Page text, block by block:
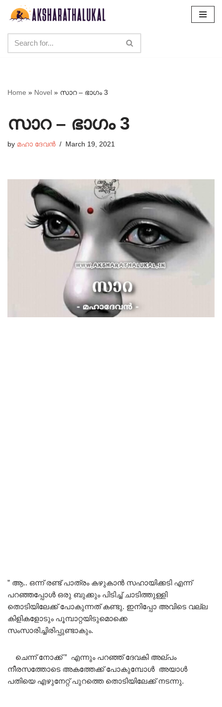
content
Home » Novel » സാറ – ഭാഗം 3
സാറ – ഭാഗം 3
by മഹാ ദേവൻ March 19, 2021
” ആ.. ഒന്ന് രണ്ട് പാത്രം കഴുകാൻ സഹായിക്കടി എന്ന്
പറഞ്ഞപ്പോൾ ഒരു ബുക്കും പിടിച്ച് ചാടിത്തുള്ളി
തൊടിയിലേക്ക് പോകുന്നത് കണ്ടു. ഇനിപ്പോ അവിടെ വല്ല
കിളികളോടും പൂമ്പാറ്റയിടുമൊക്കെ
സംസാരിച്ചിരിപ്പുണ്ടാകും.
ചെന്ന് നോക്ക് ” എന്നും പറഞ്ഞ് ദേവകി അല്പം
നീരസത്തോടെ അകത്തേക്ക് പോകുമ്പോൾ അയാൾ
പതിയെ എഴുനേറ്റ് പുറത്തെ തൊടിയിലേക്ക് നടന്നു.